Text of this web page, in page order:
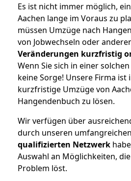
Es ist nicht immer möglich,
Aachen lange im Voraus zu
müssen Umzüge nach
von Jobwechseln oder
Veränderungen kurzfristig
Wenn Sie sich in einer
keine Sorge! Unsere Firma ist
kurzfristige Umzüge von
Hangendenbuch zu lösen.
Wir verfügen über
durch unseren
qualifizierten Netzwerk
Auswahl an Möglichkeiten,
Problem löst.